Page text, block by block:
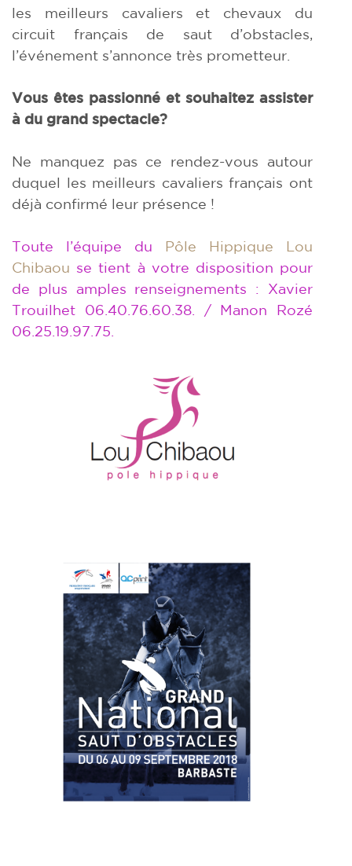
les meilleurs cavaliers et chevaux du
circuit français de saut d’obstacles,
l’événement s’annonce très prometteur.
Vous êtes passionné et souhaitez assister
à du grand spectacle?
Ne manquez pas ce rendez-vous autour
duquel les meilleurs cavaliers français ont
déjà confirmé leur présence !
Toute l’équipe du Pôle Hippique Lou
Chibaou se tient à votre disposition pour
de plus amples renseignements : Xavier
Trouilhet 06.40.76.60.38. / Manon Rozé
06.25.19.97.75.